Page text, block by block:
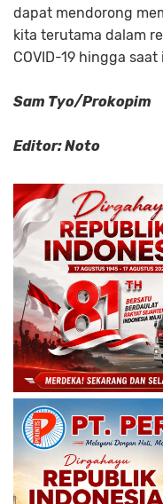
dapat mendorong
kita terutama dalam
COVID-19 hingga
Sam Tyo/Prokopim
Editor: Noto